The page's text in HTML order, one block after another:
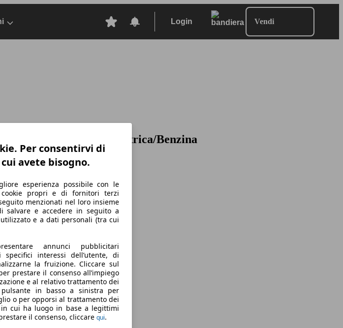
Login Vendi
2021, Station wagon, Elettrica/Benzina
Per consentirvi di
avete bisogno.
esperienza possibile con le
propri e di fornitori terzi
menzionati nel loro insieme
salvare e accedere in seguito a
e a dati personali (tra cui
annunci pubblicitari
interessi dell’utente, di
la fruizione. Cliccare sul
prestare il consenso all’impiego
e al relativo trattamento dei
in basso a sinistra per
o per opporsi al trattamento dei
cui ha luogo in base a legittimi
il consenso, cliccare qui.